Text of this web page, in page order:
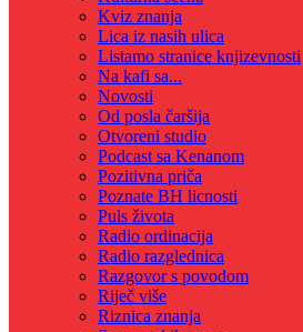
Kviz znanja
Lica iz nasih ulica
Listamo stranice knjizevnosti
Na kafi sa...
Novosti
Od posla čaršija
Otvoreni studio
Podcast sa Kenanom
Pozitivna priča
Poznate BH licnosti
Puls života
Radio ordinacija
Radio razglednica
Razgovor s povodom
Riječ više
Riznica znanja